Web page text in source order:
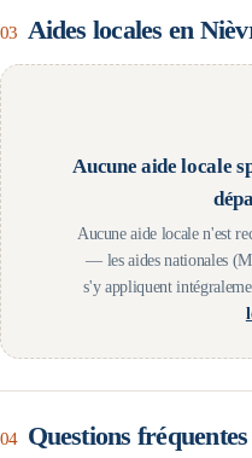
03 Aides locales en
Aucune aide locale
Aucune aide locale n'est
— les aides nationales
s'y appliquent
04 Questions